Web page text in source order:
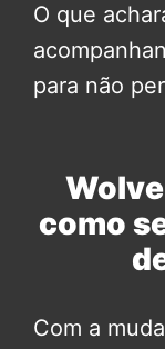
O que
para não
como
Com a